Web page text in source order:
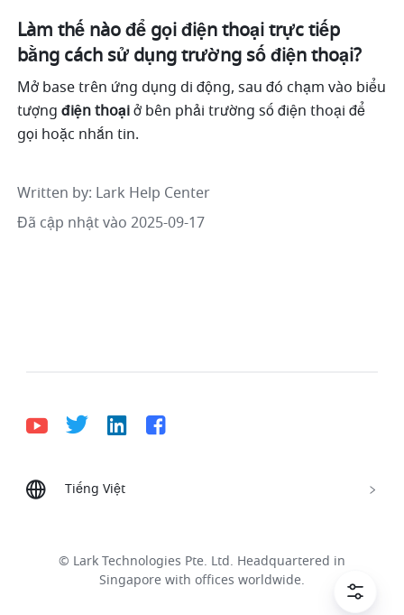
Làm thế nào để gọi điện thoại trực tiếp
bằng cách sử dụng trường số điện thoại?
Mở base trên ứng dụng di động, sau đó chạm vào biểu
tượng điện thoại ở bên phải trường số điện thoại để
gọi hoặc nhắn tin.
Written by: Lark Help Center
Đã cập nhật vào 2025-09-17
Tiếng Việt
Tiếng Việt
ไทย 한국어 日本語
中文
© Lark Technologies Pte. Ltd. Headquartered in
Singapore with offices worldwide.